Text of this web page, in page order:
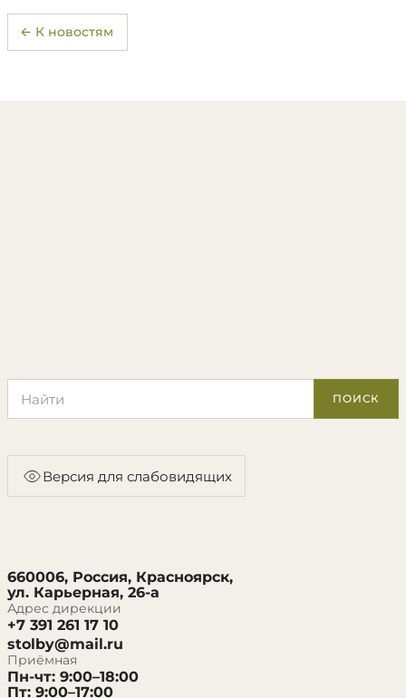
← К новостям
ПОИСК
Версия для слабовидящих
660006, Россия, Красноярск,
ул. Карьерная, 26-а
Адрес дирекции
+7 391 261 17 10
stolby@mail.ru
Приёмная
Пн-чт: 9:00–18:00
Пт: 9:00–17:00